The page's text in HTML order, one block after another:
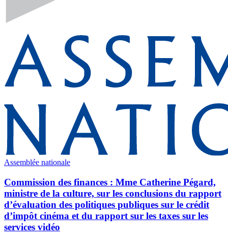
Assemblée nationale
Commission des finances : Mme Catherine Pégard,
ministre de la culture, sur les conclusions du rapport
d’évaluation des politiques publiques sur le crédit
d’impôt cinéma et du rapport sur les taxes sur les
services vidéo